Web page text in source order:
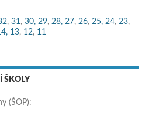
, 31, 30, 29, 28, 27, 26, 25, 24, 23,
13, 12, 11
ŠKOLY
(ŠOP):